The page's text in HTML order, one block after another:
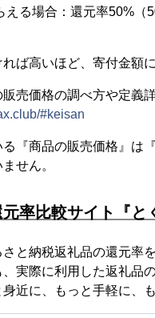
る場合：還元率50%（
ば高いほど、寄付金額
売価格の調べ方や定義
#keisan
『商品の販売価格』は
せん。
率比較サイト『と
さと納税返礼品の還元率
実際に利用した返礼品
近に、もっと手軽に、